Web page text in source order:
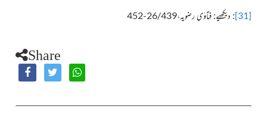
[31]: دیکھیے: فتاوٰی رضویہ،26/439-452
Share